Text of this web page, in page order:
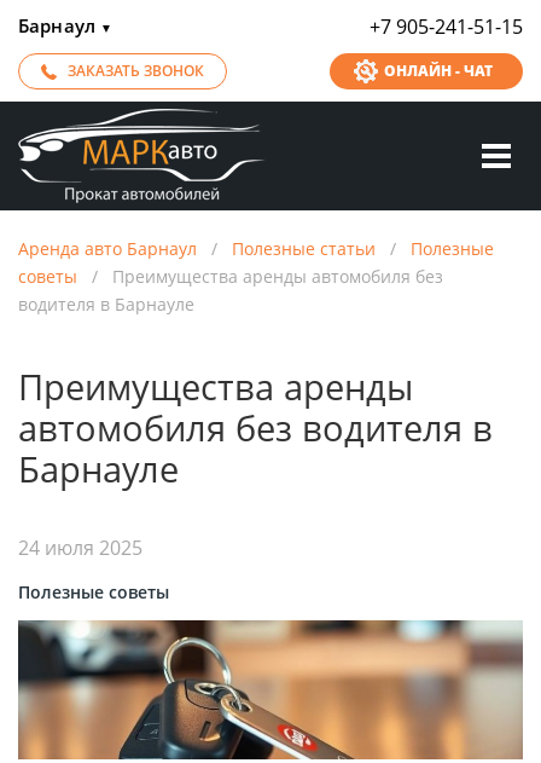
Барнаул ▼ +7 905-241-51-15
ЗАКАЗАТЬ ЗВОНОК ОНЛАЙН - ЧАТ
Аренда авто Барнаул / Полезные статьи / Полезные
советы / Преимущества аренды автомобиля без
водителя в Барнауле
Преимущества аренды
автомобиля без водителя в
Барнауле
24 июля 2025
Полезные советы